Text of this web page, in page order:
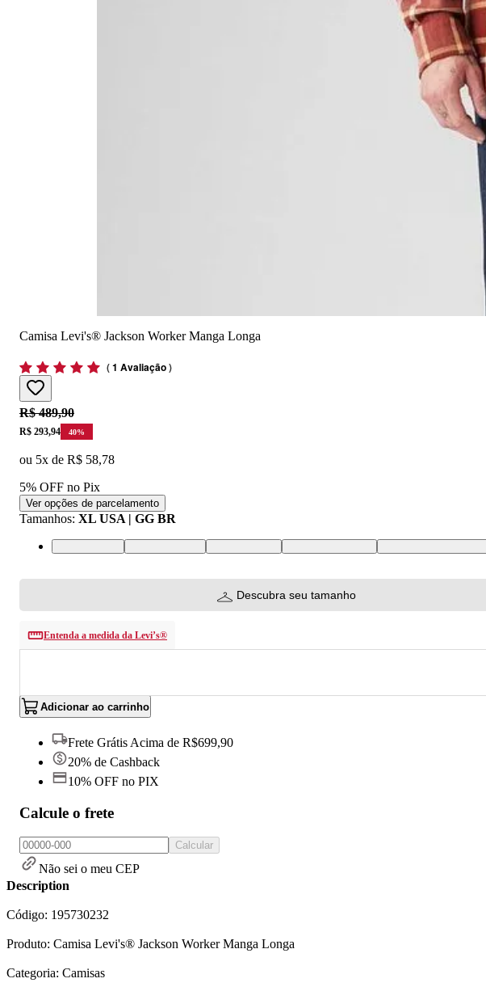
Camisa Levi's® Jackson Worker Manga Longa
(1 Avaliação)
Original price:
R$ 489,90
Price:
R$ 293,94 40%
ou 5x de R$ 58,78
5% OFF no Pix
Ver opções de parcelamento
Tamanhos: XL USA | GG BR
S USA | P BRM USA | M BRL USA | G BRXL USA | GG BRXXL USA | EGG
Descubra seu tamanho
Entenda a medida da Levi’s®
Adicionar ao carrinho
Frete Grátis Acima de R$699,90
20% de Cashback
10% OFF no PIX
Calcule o frete
Calcular
Não sei o meu CEP
Description
Código: 195730232
Produto: Camisa Levi's® Jackson Worker Manga Longa
Categoria: Camisas